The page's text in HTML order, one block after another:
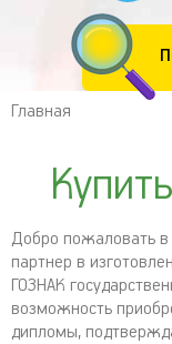
Главная
Добро пожаловать
партнер в
ГОЗНАК
возможность
дипломы,